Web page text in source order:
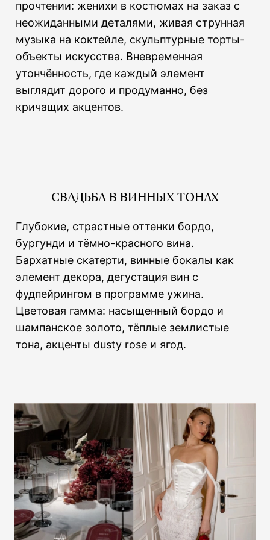
прочтении: женихи в костюмах на заказ с
неожиданными деталями, живая струнная
музыка на коктейле, скульптурные торты-
объекты искусства. Вневременная
утончённость, где каждый элемент
выглядит дорого и продуманно, без
кричащих акцентов.
СВАДЬБА В ВИННЫХ ТОНАХ
Глубокие, страстные оттенки бордо,
бургунди и тёмно-красного вина.
Бархатные скатерти, винные бокалы как
элемент декора, дегустация вин с
фудпейрингом в программе ужина.
Цветовая гамма: насыщенный бордо и
шампанское золото, тёплые землистые
тона, акценты dusty rose и ягод.